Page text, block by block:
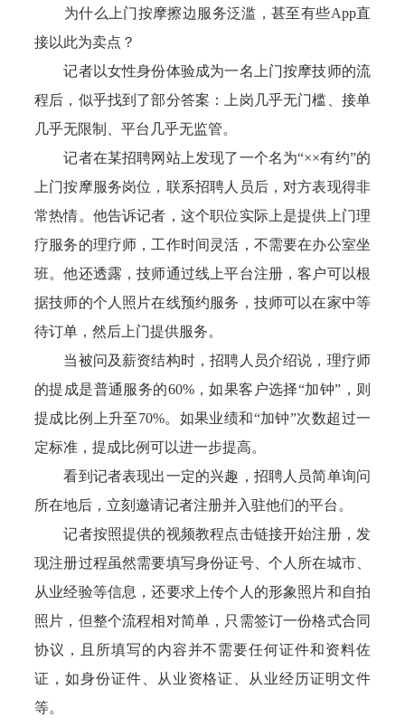
为什么上门按摩擦边服务泛滥，甚至有些App直
接以此为卖点？
记者以女性身份体验成为一名上门按摩技师的流
程后，似乎找到了部分答案：上岗几乎无门槛、接单
几乎无限制、平台几乎无监管。
记者在某招聘网站上发现了一个名为“××有约”的
上门按摩服务岗位，联系招聘人员后，对方表现得非
常热情。他告诉记者，这个职位实际上是提供上门理
疗服务的理疗师，工作时间灵活，不需要在办公室坐
班。他还透露，技师通过线上平台注册，客户可以根
据技师的个人照片在线预约服务，技师可以在家中等
待订单，然后上门提供服务。
当被问及薪资结构时，招聘人员介绍说，理疗师
的提成是普通服务的60%，如果客户选择“加钟”，则
提成比例上升至70%。如果业绩和“加钟”次数超过一
定标准，提成比例可以进一步提高。
看到记者表现出一定的兴趣，招聘人员简单询问
所在地后，立刻邀请记者注册并入驻他们的平台。
记者按照提供的视频教程点击链接开始注册，发
现注册过程虽然需要填写身份证号、个人所在城市、
从业经验等信息，还要求上传个人的形象照片和自拍
照片，但整个流程相对简单，只需签订一份格式合同
协议，且所填写的内容并不需要任何证件和资料佐
证，如身份证件、从业资格证、从业经历证明文件
等。